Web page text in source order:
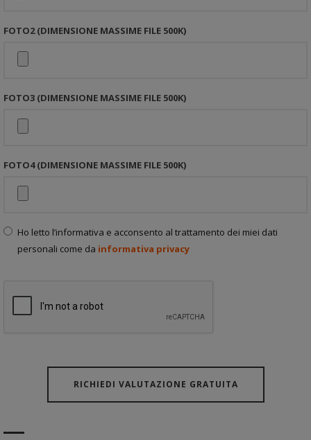
FOTO2 (DIMENSIONE MASSIME FILE 500K)
FOTO3 (DIMENSIONE MASSIME FILE 500K)
FOTO4 (DIMENSIONE MASSIME FILE 500K)
Ho letto l’informativa e acconsento al trattamento dei miei dati
personali come da informativa privacy
RICHIEDI VALUTAZIONE GRATUITA